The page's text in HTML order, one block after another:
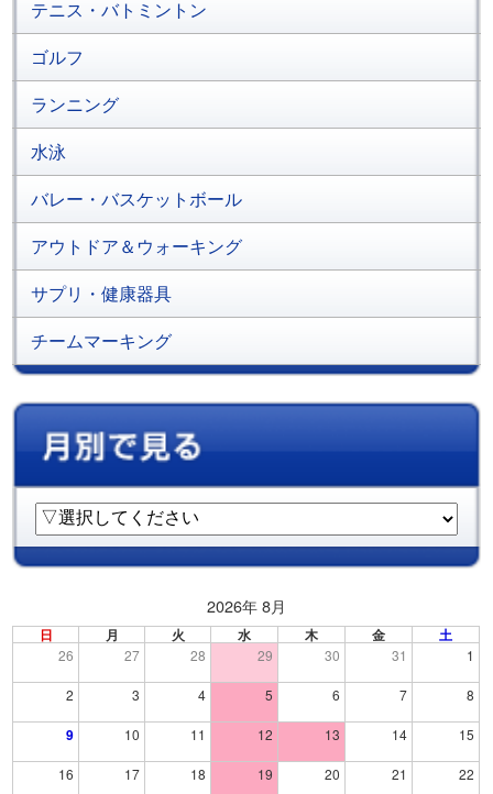
テニス・バトミントン
ゴルフ
ランニング
水泳
バレー・バスケットボール
アウトドア＆ウォーキング
サプリ・健康器具
チームマーキング
2026年 8月
日 月 火 水 木 金 土
26 27 28 29 30 31 1
2 3 4 5 6 7 8
9 10 11 12 13 14 15
16 17 18 19 20 21 22